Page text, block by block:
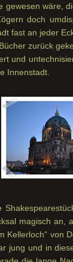
gewesen wäre,
doch
fast an jeder
zurück
und
Innenstadt.
magisch
Kellerloch“ von
jung und in